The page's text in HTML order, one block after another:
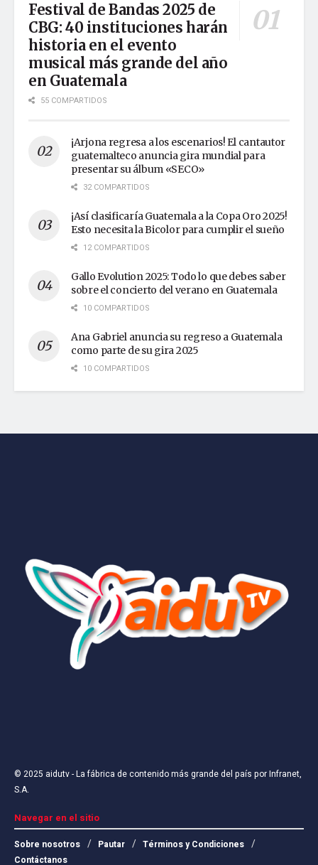
Festival de Bandas 2025 de
CBG: 40 instituciones harán
historia en el evento
musical más grande del año
en Guatemala
55 COMPARTIDOS
¡Arjona regresa a los escenarios! El cantautor
guatemalteco anuncia gira mundial para
presentar su álbum «SECO»
32 COMPARTIDOS
¡Así clasificaría Guatemala a la Copa Oro 2025!
Esto necesita la Bicolor para cumplir el sueño
12 COMPARTIDOS
Gallo Evolution 2025: Todo lo que debes saber
sobre el concierto del verano en Guatemala
10 COMPARTIDOS
Ana Gabriel anuncia su regreso a Guatemala
como parte de su gira 2025
10 COMPARTIDOS
© 2025 aidutv- La fábrica de contenido más grande del país porInfranet,
S.A.
Navegar en el sitio
Sobre nosotros Pautar
Términos y Condiciones
Contáctanos